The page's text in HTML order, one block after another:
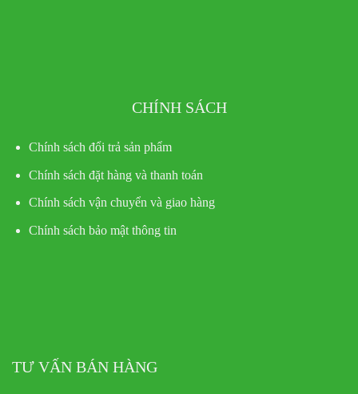
CHÍNH SÁCH
Chính sách đổi trả sản phẩm
Chính sách đặt hàng và thanh toán
Chính sách vận chuyển và giao hàng
Chính sách bảo mật thông tin
TƯ VẤN BÁN HÀNG